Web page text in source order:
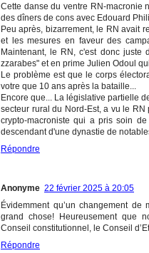
Cette danse du ventre RN-macronie
des dîners de соns avec Edouard
Peu après, bizarrement, le RN avait
et les mesures en faveur des
Maintenant, le RN, c'est donc juste
zzarabes" et en prime Julien Odoul
Le problème est que le corps
votre que 10 ans après la bataille...
Encore que... La législative partielle
secteur rural du Nord-Est, a vu le
crypto-macroniste qui a pris soin
descendant d'une dynastie de
Répondre
Anonyme 22 février 2025 à 20:05
Évidemment qu’un changement
grand chose! Heureusement que
Conseil constitutionnel, le Conseil
Répondre